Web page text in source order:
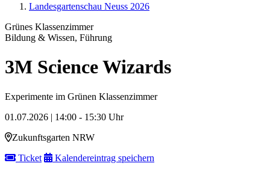
Landesgartenschau Neuss 2026
Grünes Klassenzimmer
Bildung & Wissen, Führung
3M Science Wizards
Experimente im Grünen Klassenzimmer
01.07.2026 | 14:00 - 15:30 Uhr
Zukunftsgarten NRW
Ticket
Kalendereintrag speichern